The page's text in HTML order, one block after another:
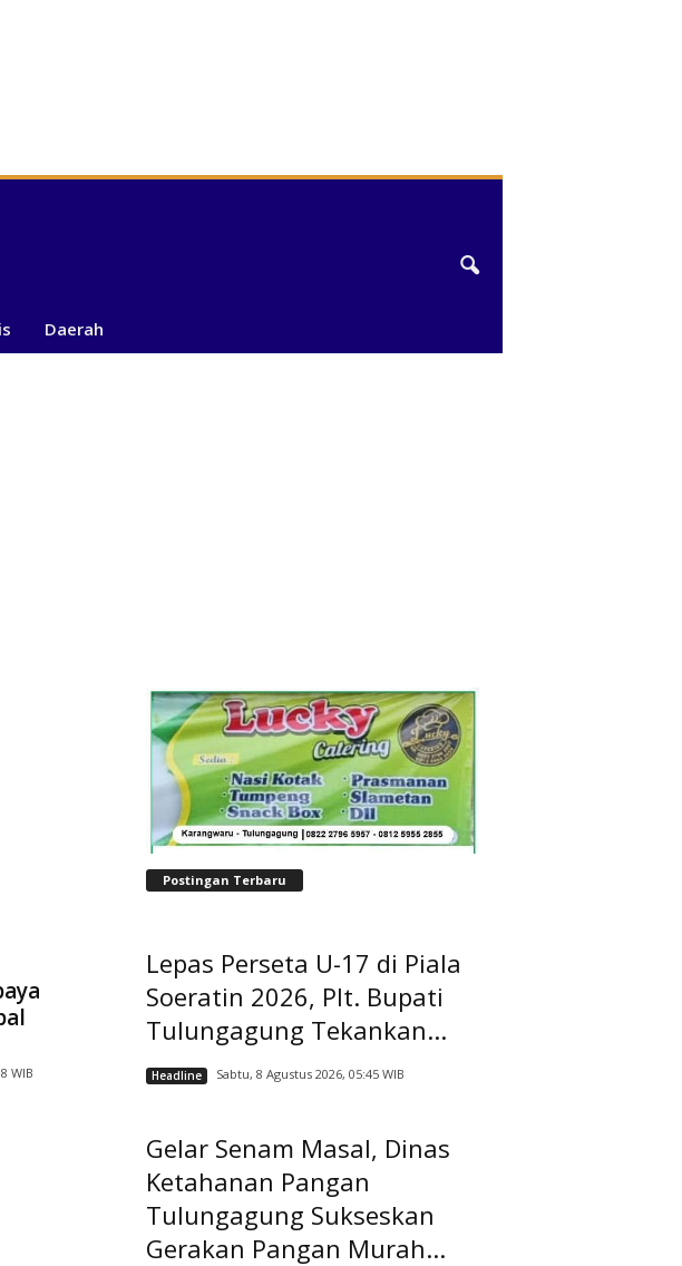
Daerah
WIB
Postingan Terbaru
Lepas Perseta U-17 di Piala
Soeratin 2026, Plt. Bupati
Tulungagung Tekankan...
Headline Sabtu, 8 Agustus 2026, 05:45 WIB
Gelar Senam Masal, Dinas
Ketahanan Pangan
Tulungagung Sukseskan
Gerakan Pangan Murah...